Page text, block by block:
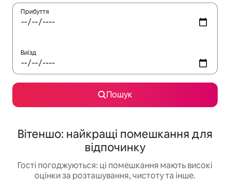
Прибуття
Виїзд
Пошук
Вітеншо: найкращі помешкання для
відпочинку
Гості погоджуються: ці помешкання мають високі
оцінки за розташування, чистоту та інше.